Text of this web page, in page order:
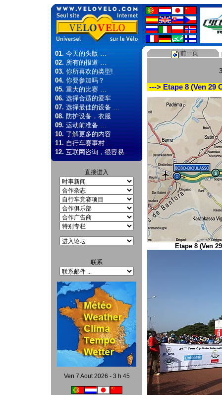
01.今天的头版 …
02.所有的报道 …
03.你所喜欢的类型!
04.你要参加吗？
05.重大的比赛 …
06.选择合适的爱车
07.选择最佳的设备 …
08.防护设备，衣服
09.运动前准备 …
10.了解更多的内容
11.自行车赛事村 …
12.互联网咨询，很容易
直接进入
联系
Ven 7 Aout 2026 - 3 h 45
前一页
---> Etape 8 (Ven 29
Etape 8 (Ven